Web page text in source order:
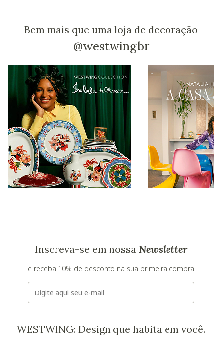
Bem mais que uma loja de decoração
@westwingbr
Inscreva-se em nossa Newsletter
e receba 10% de desconto na sua primeira compra
E-mail
WESTWING: Design que habita em você.